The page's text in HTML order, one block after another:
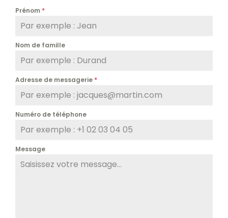
Prénom *
Nom de famille
Adresse de messagerie *
Numéro de téléphone
Message